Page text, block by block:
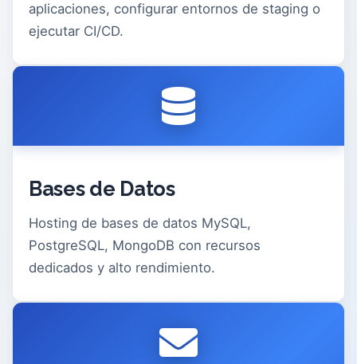
aplicaciones, configurar entornos de staging o
ejecutar CI/CD.
Bases de Datos
Hosting de bases de datos MySQL,
PostgreSQL, MongoDB con recursos
dedicados y alto rendimiento.